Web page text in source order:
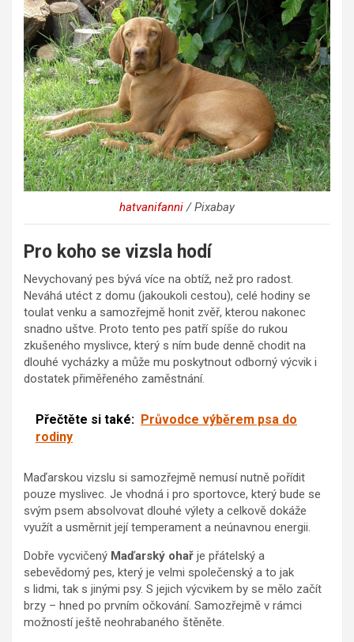
hatvanifanni/ Pixabay
Pro koho se vizsla hodí
Nevychovaný pes bývá více na obtíž, než pro radost.
Neváhá utéct z domu (jakoukoli cestou), celé hodiny se
toulat venku a samozřejmě honit zvěř, kterou nakonec
snadno uštve. Proto tento pes patří spíše do rukou
zkušeného myslivce, který s ním bude denně chodit na
dlouhé vycházky a může mu poskytnout odborný výcvik i
dostatek přiměřeného zaměstnání.
Přečtěte si také: Průvodce výběrem psa do
rodiny
Maďarskou vizslu si samozřejmě nemusí nutně pořídit
pouze myslivec. Je vhodná i pro sportovce, který bude se
svým psem absolvovat dlouhé výlety a celkově dokáže
využít a usměrnit její temperament a neúnavnou energii.
Dobře vycvičený Maďarský ohař je přátelský a
sebevědomý pes, který je velmi společenský a to jak
s lidmi, tak s jinými psy. S jejich výcvikem by se mělo začít
brzy – hned po prvním očkování. Samozřejmě v rámci
možností ještě neohrabaného štěněte.